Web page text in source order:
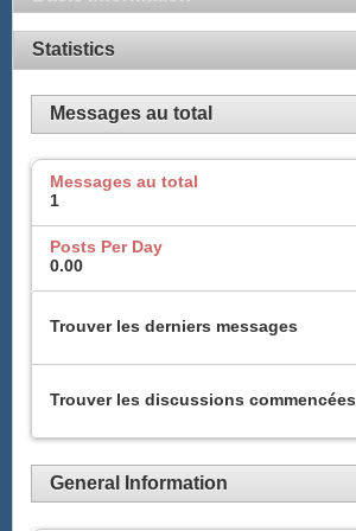
Statistics
Messages au total
Messages au total
1
Posts Per Day
0.00
Trouver les derniers messages
Trouver les discussions commencées
General Information